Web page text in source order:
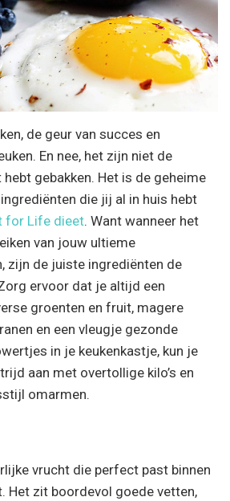
de geur van succes en
En nee, het zijn niet de
gebakken. Het is de geheime
die jij al in huis hebt
for Life dieet. Want wanneer het
van jouw ultieme
zijn de juiste ingrediënten de
ervoor dat je altijd een
groenten en fruit, magere
en een vleugje gezonde
in je keukenkastje, kun je
aan met overtollige kilo’s en
omarmen.
vrucht die perfect past binnen
Het zit boordevol goede vetten,